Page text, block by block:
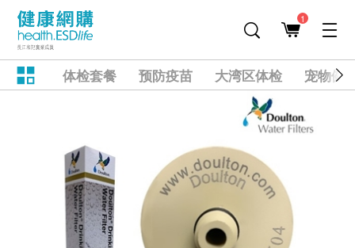
1
体检套餐 预防疫苗 大湾区体检 宠物健